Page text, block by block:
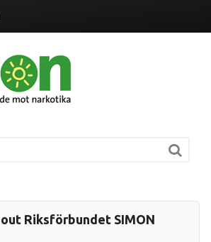
Riksförbundet SIMON